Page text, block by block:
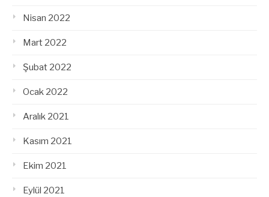
Nisan 2022
Mart 2022
Şubat 2022
Ocak 2022
Aralık 2021
Kasım 2021
Ekim 2021
Eylül 2021